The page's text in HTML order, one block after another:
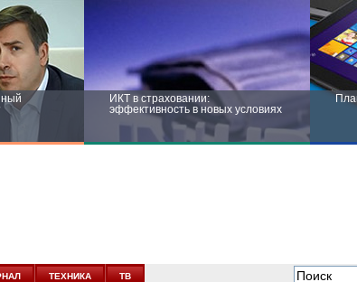
ИКТ в страховании:
эффективность в новых условиях
новых условиях
ТЕХНИКА ТВ